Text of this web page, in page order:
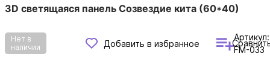
3D светящаяся панель Созвездие кита (60*40)
Нет в
наличии
Добавить в избранное
Артикул:
FM-033